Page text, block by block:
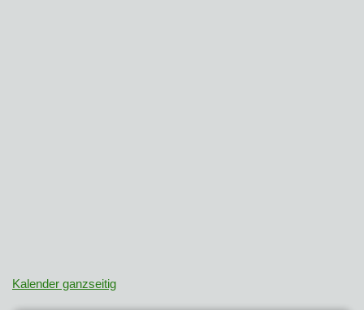
Kalender ganzseitig